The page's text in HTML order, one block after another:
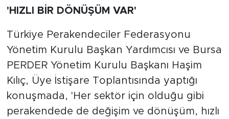
'HIZLI BİR DÖNÜŞÜM VAR'
Türkiye Perakendeciler Federasyonu
Yönetim Kurulu Başkan Yardımcısı ve Bursa
PERDER Yönetim Kurulu Başkanı Haşim
Kılıç, Üye İstişare Toplantısında yaptığı
konuşmada, 'Her sektör için olduğu gibi
perakendede de değişim ve dönüşüm, hızlı